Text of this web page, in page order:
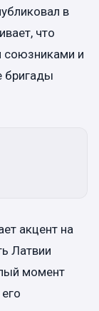
в
что
союзниками и
бригады
акцент на
Латвии
момент